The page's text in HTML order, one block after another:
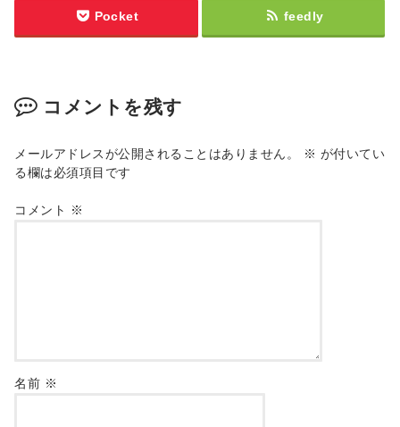
Pocket feedly
コメントを残す
メールアドレスが公開されることはありません。 ※ が付いてい
る欄は必須項目です
コメント ※
名前 ※